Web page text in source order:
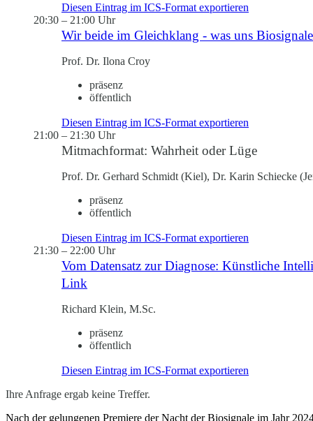
Diesen Eintrag im ICS-Format exportieren
20:30 – 21:00 Uhr
Wir beide im Gleichklang - was uns
Prof. Dr. Ilona Croy
präsenz
öffentlich
Diesen Eintrag im ICS-Format exportieren
21:00 – 21:30 Uhr
Mitmachformat: Wahrheit oder Lüge
Prof. Dr. Gerhard Schmidt (Kiel), Dr. Karin Schiecke
präsenz
öffentlich
Diesen Eintrag im ICS-Format exportieren
21:30 – 22:00 Uhr
Vom Datensatz zur Diagnose: Künstliche
Link
Richard Klein, M.Sc.
präsenz
öffentlich
Diesen Eintrag im ICS-Format exportieren
Ihre Anfrage ergab keine Treffer.
Nach der gelungenen Premiere der Nacht der Biosignale im Jahr